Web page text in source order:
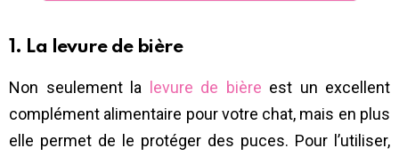
1. La levure de bière
Non seulement la levure de bière est un excellent
complément alimentaire pour votre chat, mais en plus
elle permet de le protéger des puces. Pour l’utiliser,